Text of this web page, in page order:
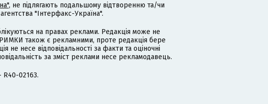
, не підлягають подальшому відтворенню та/чи
"Інтерфакс-Україна".
на правах реклами. Редакція може не
також є рекламними, проте редакція бере
не несе відповідальності за факти та оціночні
за зміст реклами несе рекламодавець.
R40-02163.